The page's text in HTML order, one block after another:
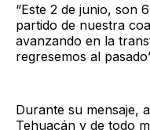
“Este 2 de junio, son
partido de nuestra
avanzando en la
regresemos al
Durante su mensaje,
Tehuacán y de todo